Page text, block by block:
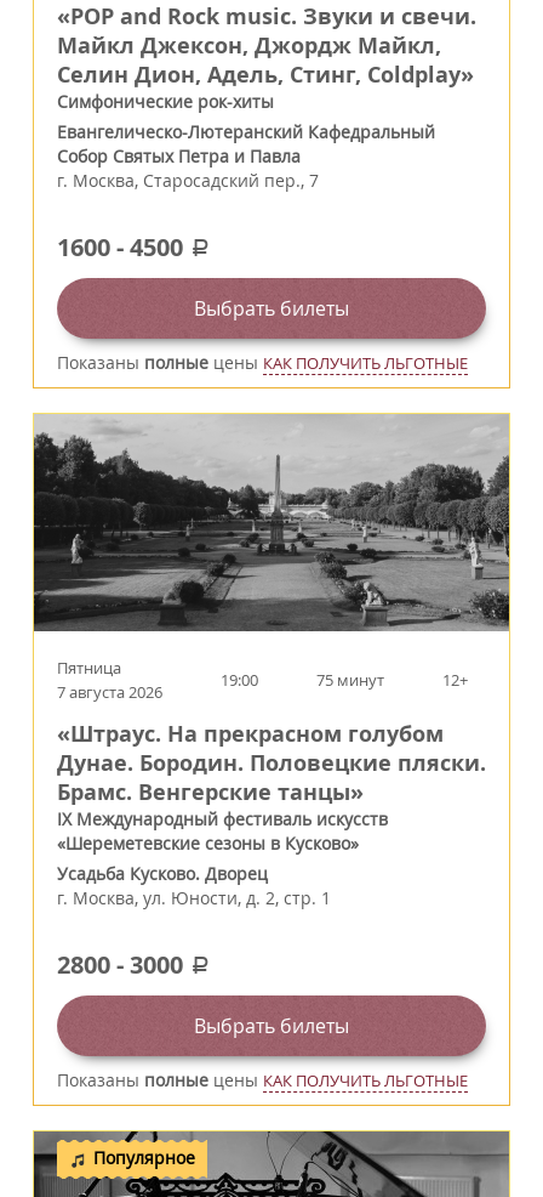
«POP and Rock music. Звуки и свечи.
Майкл Джексон, Джордж Майкл,
Селин Дион, Адель, Стинг, Coldplay»
Симфонические рок-хиты
Евангелическо-Лютеранский Кафедральный
Собор Святых Петра и Павла
г. Москва, Старосадский пер., 7
1600-4500 a
Выбрать билеты
Показаны полные цены КАК ПОЛУЧИТЬ ЛЬГОТНЫЕ
Пятница
7 августа 2026
19:00 75 минут 12+
«Штраус. На прекрасном голубом
Дунае. Бородин. Половецкие пляски.
Брамс. Венгерские танцы»
IX Международный фестиваль искусств
«Шереметевские сезоны в Кусково»
Усадьба Кусково. Дворец
г. Москва, ул. Юности, д. 2, стр. 1
2800-3000 a
Выбрать билеты
Показаны полные цены КАК ПОЛУЧИТЬ ЛЬГОТНЫЕ
Популярное